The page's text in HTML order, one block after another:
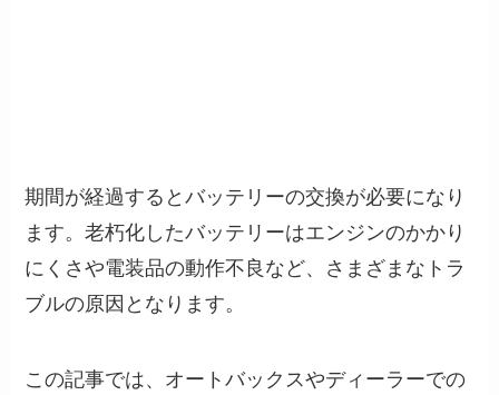
期間が経過するとバッテリーの交換が必要になり
ます。老朽化したバッテリーはエンジンのかかり
にくさや電装品の動作不良など、さまざまなトラ
ブルの原因となります。
この記事では、オートバックスやディーラーでの